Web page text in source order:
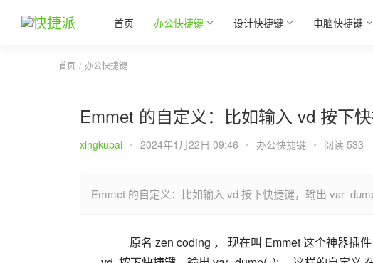
首页 办公快捷键 设计快捷键 电脑快捷键
首页 办公快捷键
Emmet 的自定义：比如输入 vd 按下
xingkupai • 2024年1月22日 09:46 • 办公快捷键 • 阅读 533
Emmet 的自定义：比如输入 vd 按下快捷键，输出